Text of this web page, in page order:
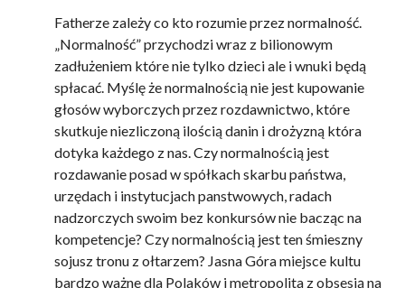
Fatherze zależy co kto rozumie przez normalność.
„Normalność” przychodzi wraz z bilionowym
zadłużeniem które nie tylko dzieci ale i wnuki będą
spłacać. Myślę że normalnością nie jest kupowanie
głosów wyborczych przez rozdawnictwo, które
skutkuje niezliczoną ilością danin i drożyzną która
dotyka każdego z nas. Czy normalnością jest
rozdawanie posad w spółkach skarbu państwa,
urzędach i instytucjach panstwowych, radach
nadzorczych swoim bez konkursów nie bacząc na
kompetencje? Czy normalnością jest ten śmieszny
sojusz tronu z ołtarzem? Jasna Góra miejsce kultu
bardzo ważne dla Polaków i metropolita z obsesją na